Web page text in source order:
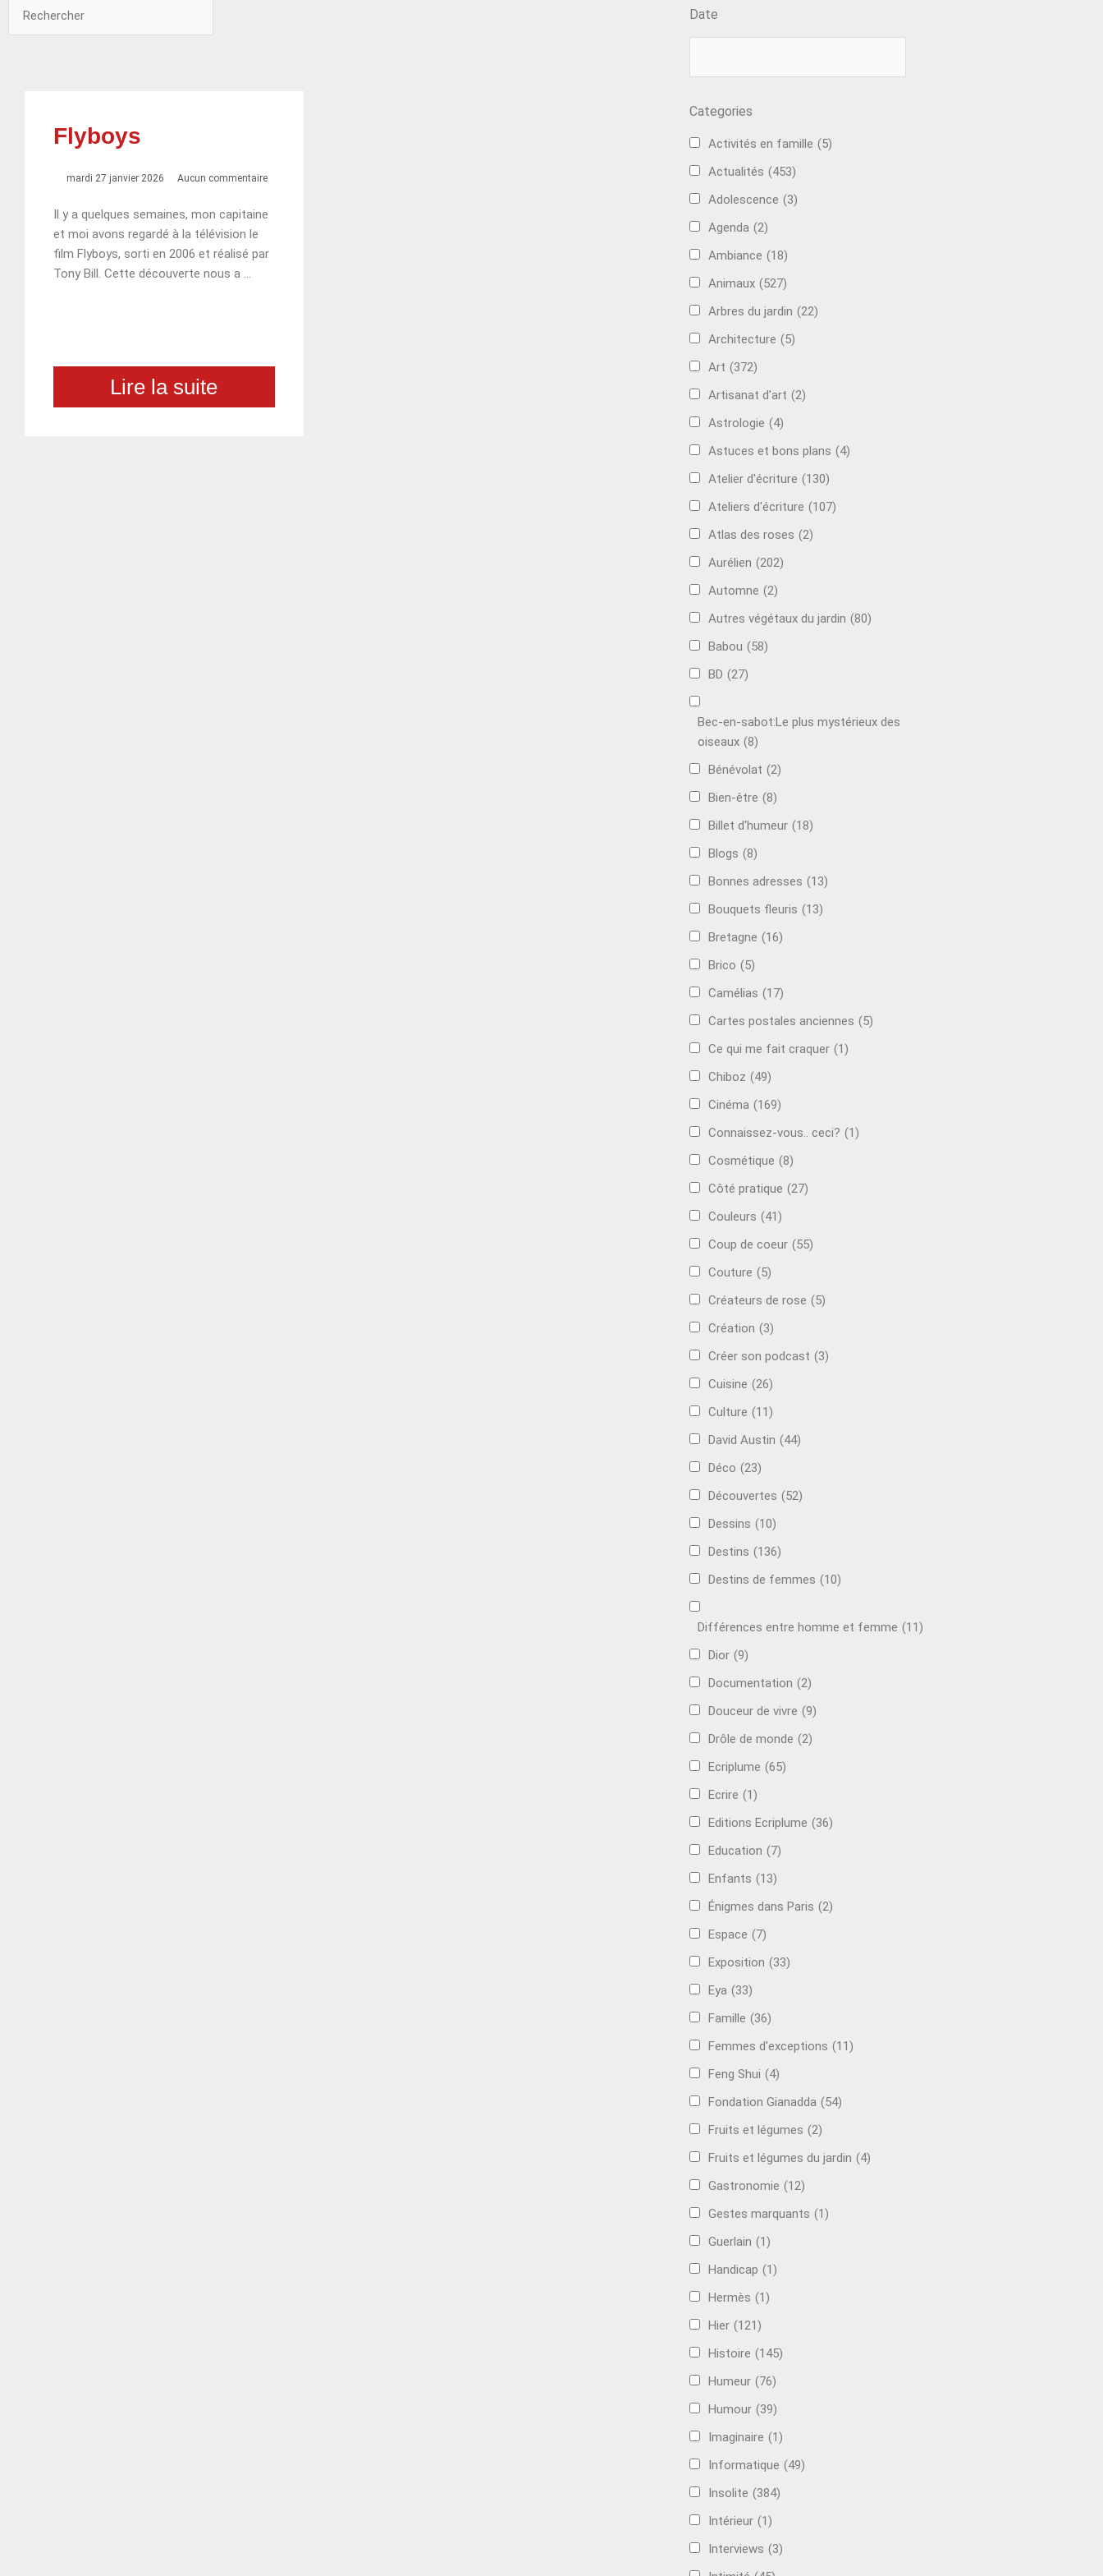
Flyboys
mardi 27 janvier 2026 Aucun commentaire
Il y a quelques semaines, mon capitaine
et moi avons regardé à la télévision le
film Flyboys, sorti en 2006 et réalisé par
Tony Bill. Cette découverte nous a …
Lire la suite
Date
Categories
Activités en famille (5)
Actualités (453)
Adolescence (3)
Agenda (2)
Ambiance (18)
Animaux (527)
Arbres du jardin (22)
Architecture (5)
Art (372)
Artisanat d'art (2)
Astrologie (4)
Astuces et bons plans (4)
Atelier d'écriture (130)
Ateliers d'écriture (107)
Atlas des roses (2)
Aurélien (202)
Automne (2)
Autres végétaux du jardin (80)
Babou (58)
BD (27)
Bec-en-sabot:Le plus mystérieux des
oiseaux (8)
Bénévolat (2)
Bien-être (8)
Billet d'humeur (18)
Blogs (8)
Bonnes adresses (13)
Bouquets fleuris (13)
Bretagne (16)
Brico (5)
Camélias (17)
Cartes postales anciennes (5)
Ce qui me fait craquer (1)
Chiboz (49)
Cinéma (169)
Connaissez-vous.. ceci? (1)
Cosmétique (8)
Côté pratique (27)
Couleurs (41)
Coup de coeur (55)
Couture (5)
Créateurs de rose (5)
Création (3)
Créer son podcast (3)
Cuisine (26)
Culture (11)
David Austin (44)
Déco (23)
Découvertes (52)
Dessins (10)
Destins (136)
Destins de femmes (10)
Différences entre homme et femme (11)
Dior (9)
Documentation (2)
Douceur de vivre (9)
Drôle de monde (2)
Ecriplume (65)
Ecrire (1)
Editions Ecriplume (36)
Education (7)
Enfants (13)
Énigmes dans Paris (2)
Espace (7)
Exposition (33)
Eya (33)
Famille (36)
Femmes d'exceptions (11)
Feng Shui (4)
Fondation Gianadda (54)
Fruits et légumes (2)
Fruits et légumes du jardin (4)
Gastronomie (12)
Gestes marquants (1)
Guerlain (1)
Handicap (1)
Hermès (1)
Hier (121)
Histoire (145)
Humeur (76)
Humour (39)
Imaginaire (1)
Informatique (49)
Insolite (384)
Intérieur (1)
Interviews (3)